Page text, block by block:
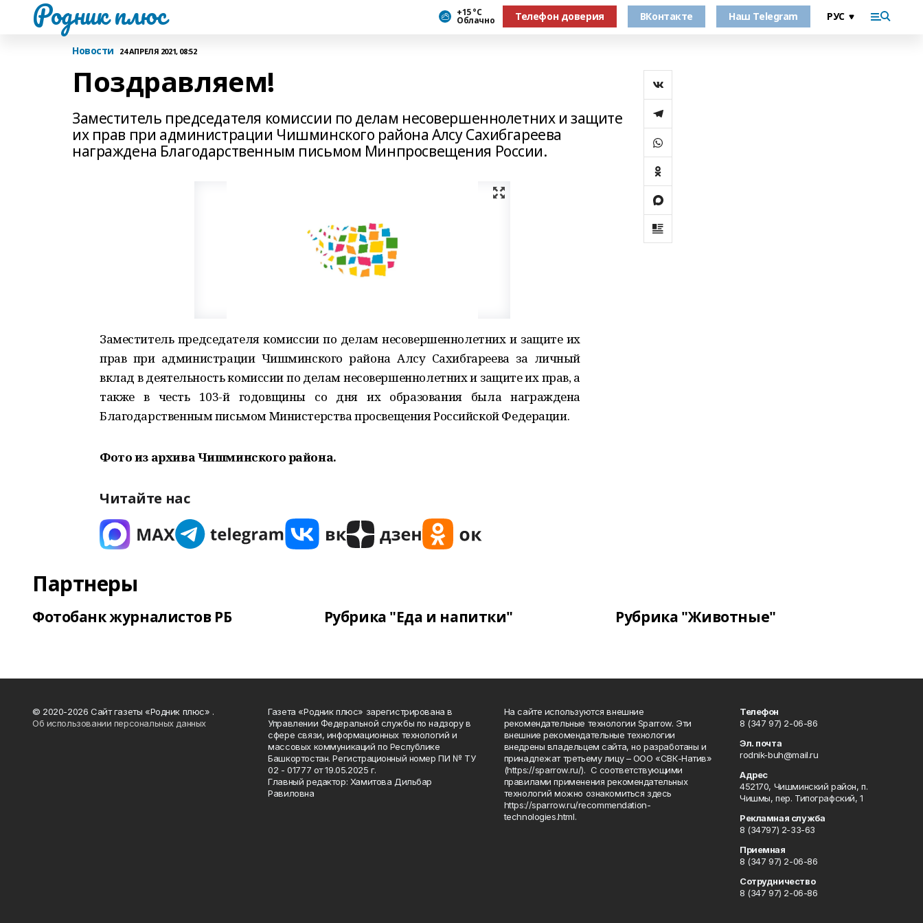
Родник плюс +15 °С
Облачно Телефон доверия ВКонтакте Наш Telegram
Новости 24 АПРЕЛЯ 2021, 08:52
Поздравляем!
Заместитель председателя комиссии по делам несовершеннолетних и защите
их прав при администрации Чишминского района Алсу Сахибгареева
награждена Благодарственным письмом Минпросвещения России.
Заместитель председателя комиссии по делам несовершеннолетних и защите их
прав при администрации Чишминского района Алсу Сахибгареева за личный
вклад в деятельность комиссии по делам несовершеннолетних и защите их прав, а
также в честь 103-й годовщины со дня их образования была награждена
Благодарственным письмом Министерства просвещения Российской Федерации.
Фото из архива Чишминского района.
Читайте нас
Партнеры
Фотобанк журналистов РБ Рубрика "Еда и напитки" Рубрика "Животные"
© 2020-2026 Сайт газеты «Родник плюс» .
Об использовании персональных данных
Газета «Родник плюс» зарегистрирована в
Управлении Федеральной службы по надзору в
сфере связи, информационных технологий и
массовых коммуникаций по Республике
Башкортостан. Регистрационный номер ПИ № ТУ
02 - 01777 от 19.05.2025 г.
Главный редактор: Хамитова Дильбар
Равиловна
На сайте используются внешние
рекомендательные технологии Sparrow. Эти
внешние рекомендательные технологии
внедрены владельцем сайта, но разработаны и
принадлежат третьему лицу – ООО «СВК-Натив»
(https://sparrow.ru/). С соответствующими
правилами применения рекомендательных
технологий можно ознакомиться здесь
https://sparrow.ru/recommendation-
technologies.html.
Телефон
8 (347 97) 2-06-86
Эл. почта
rodnik-buh@mail.ru
Адрес
452170, Чишминский район, п.
Чишмы, пер. Типографский, 1
Рекламная служба
8 (34797) 2-33-63
Приемная
8 (347 97) 2-06-86
Сотрудничество
8 (347 97) 2-06-86